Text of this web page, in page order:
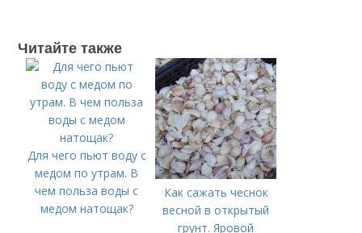
Читайте также
Для чего пьют воду с
медом по утрам. В
чем польза воды с
медом натощак?
Как сажать чеснок
весной в открытый
грунт. Яровой